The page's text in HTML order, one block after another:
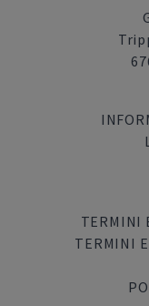
TERMINI
TERMINI